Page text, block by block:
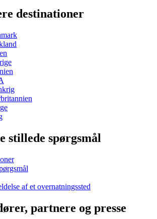
destinationer
stillede spørgsmål
af et overnatningssted
partnere og presse